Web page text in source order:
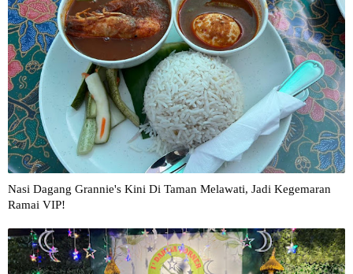
Nasi Dagang Grannie's Kini Di Taman Melawati, Jadi Kegemaran
Ramai VIP!